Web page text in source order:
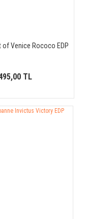
of Venice Rococo EDP
TL